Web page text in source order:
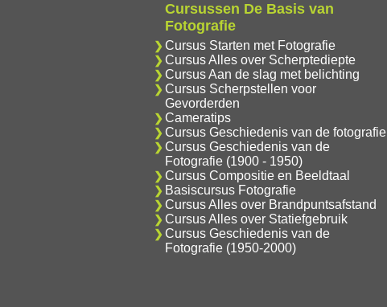
Cursussen De Basis van
Fotografie
Cursus Starten met Fotografie
Cursus Alles over Scherptediepte
Cursus Aan de slag met belichting
Cursus Scherpstellen voor
Gevorderden
Cameratips
Cursus Geschiedenis van de fotografie
Cursus Geschiedenis van de
Fotografie (1900 - 1950)
Cursus Compositie en Beeldtaal
Basiscursus Fotografie
Cursus Alles over Brandpuntsafstand
Cursus Alles over Statiefgebruik
Cursus Geschiedenis van de
Fotografie (1950-2000)